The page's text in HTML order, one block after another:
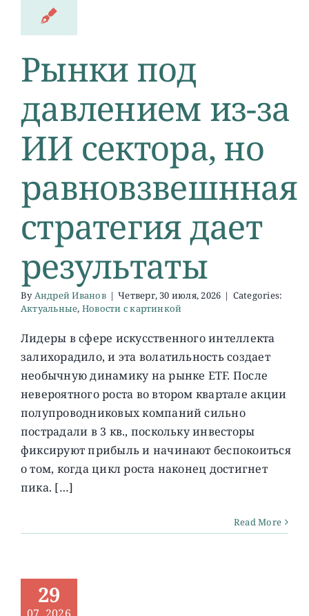
Рынки под
давлением из-за
ИИ сектора, но
равновзвешнная
стратегия дает
результаты
ByАндрей Иванов | Четверг, 30 июля, 2026 | Categories:
Актуальные, Новости с картинкой
Лидеры в сфере искусственного интеллекта
залихорадило, и эта волатильность создает
необычную динамику на рынке ETF. После
невероятного роста во втором квартале акции
полупроводниковых компаний сильно
пострадали в 3 кв., поскольку инвесторы
фиксируют прибыль и начинают беспокоиться
о том, когда цикл роста наконец достигнет
пика. […]
Read More
29